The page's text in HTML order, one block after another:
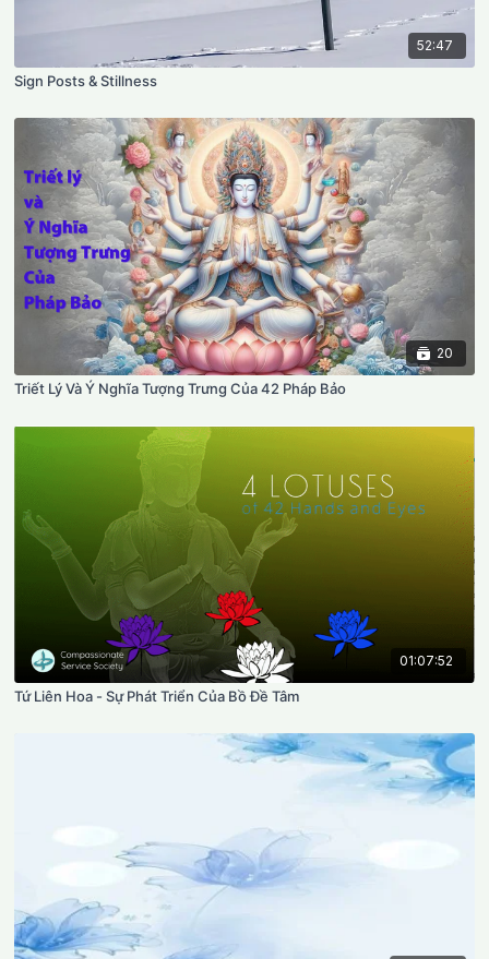
52:47
Sign Posts & Stillness
20
Triết Lý Và Ý Nghĩa Tượng Trưng Của 42 Pháp Bảo
01:07:52
Tứ Liên Hoa - Sự Phát Triển Của Bồ Đề Tâm